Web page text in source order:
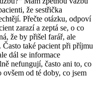
že sestřička
Přečte otázku, odpoví
zarazí a zeptá se, o co
že by přišel farář, ale
také pacient při příjmu
dál se informace
nefungují, často ani to, co
ovšem od té doby, co jsem